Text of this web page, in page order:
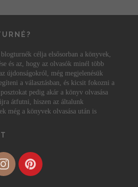
célja elsősorban a könyvek,
és az, hogy az olvasók minél több
újdonságokról, még megjelenésük
a választásban, és kicsit fokozni a
pedig akár a könyv olvasása
átfutni, hiszen az általunk
még a könyvek olvasása után is